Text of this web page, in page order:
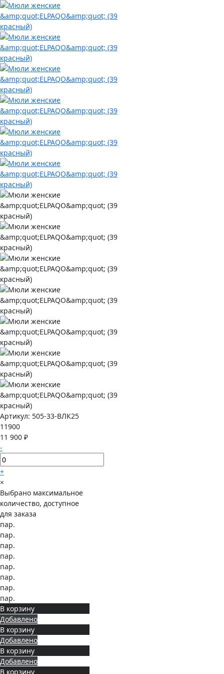
Артикул: 505-33-ВЛК25
11900
11 900 ₽
-
+
×
Выбрано максимальное
количество, доступное
для заказа
пар.
пар.
пар.
пар.
пар.
пар.
пар.
пар.
В корзину
Добавлено
В корзину
Добавлено
В корзину
Добавлено
В корзину